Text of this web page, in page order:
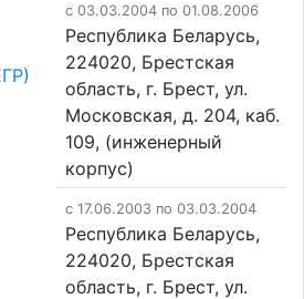
c 03.03.2004 по 01.08.2006
Республика Беларусь,
224020, Брестская
область, г. Брест, ул.
Московская, д. 204, каб.
109, (инженерный
корпус)
c 17.06.2003 по 03.03.2004
Республика Беларусь,
224020, Брестская
область, г. Брест, ул.